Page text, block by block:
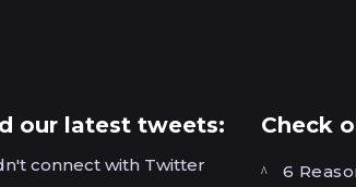
our latest tweets:
connect with Twitter
Check
6